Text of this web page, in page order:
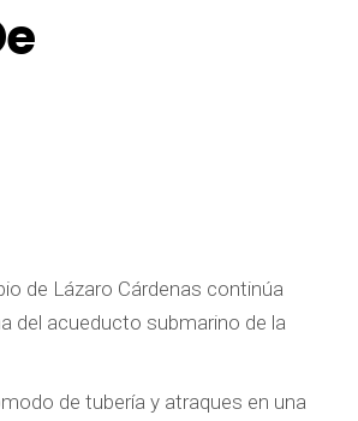
de Lázaro Cárdenas continúa
del acueducto submarino de la
de tubería y atraques en una